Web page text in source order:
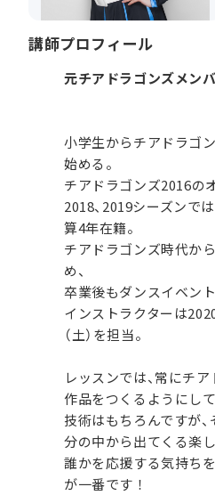
講師プロフィール
元チアドラゴンズメン
小学生からチアドラゴ
始める。
チアドラゴンズ2016の
2018、2019シーズンで
算4年在籍。
チアドラゴンズ時代か
め、
卒業後もダンスイベン
インストラクターは
（土）を担当。
レッスンでは、常にチ
作品をつくるようにし
技術はもちろんですが
分の中から出てくる楽
誰かを応援する気持ち
が一番です！